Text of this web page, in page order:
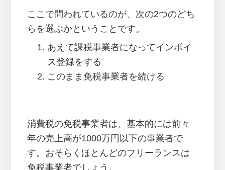
ここで問われているのが、次の2つのどち
らを選ぶかということです。
あえて課税事業者になってインボイ
ス登録をする
このまま免税事業者を続ける
消費税の免税事業者は、基本的には前々
年の売上高が1000万円以下の事業者で
す。おそらくほとんどのフリーランスは
免税事業者でしょう。